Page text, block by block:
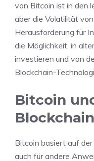
von Bitcoin ist in den
aber die Volatilität
Herausforderung für
die Möglichkeit, in
investieren und von
Blockchain-
Bitcoin
Bitcoin basiert auf
auch für andere